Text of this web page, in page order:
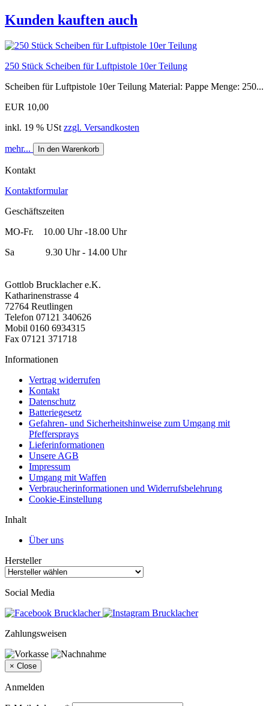
Kunden kauften auch
250 Stück Scheiben für Luftpistole 10er Teilung
Scheiben für Luftpistole 10er Teilung Material: Pappe Menge: 250...
EUR 10,00
inkl. 19 % USt zzgl. Versandkosten
mehr... In den Warenkorb
Kontakt
Kontaktformular
Geschäftszeiten
MO-Fr. 10.00 Uhr -18.00 Uhr
Sa 9.30 Uhr - 14.00 Uhr
Gottlob Brucklacher e.K.
Katharinenstrasse 4
72764 Reutlingen
Telefon 07121 340626
Mobil 0160 6934315
Fax 07121 371718
Informationen
Vertrag widerrufen
Kontakt
Datenschutz
Batteriegesetz
Gefahren- und Sicherheitshinweise zum Umgang mit
Pfeffersprays
Lieferinformationen
Unsere AGB
Impressum
Umgang mit Waffen
Verbraucherinformationen und Widerrufsbelehrung
Cookie-Einstellung
Inhalt
Über uns
Hersteller
Social Media
Zahlungsweisen
× Close
Anmelden